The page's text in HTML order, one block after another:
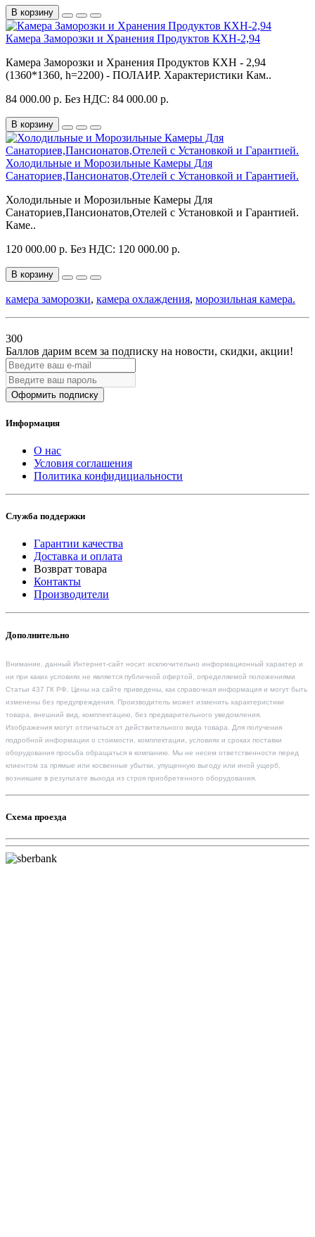
В корзину
Камера Заморозки и Хранения Продуктов КХН-2,94
Камера Заморозки и Хранения Продуктов КХН - 2,94
(1360*1360, h=2200) - ПОЛАИР. Характеристики Кам..
84 000.00 р. Без НДС: 84 000.00 р.
В корзину
Холодильные и Морозильные Камеры Для
Санаториев,Пансионатов,Отелей с Установкой и Гарантией.
Холодильные и Морозильные Камеры Для
Санаториев,Пансионатов,Отелей с Установкой и Гарантией.
Каме..
120 000.00 р. Без НДС: 120 000.00 р.
В корзину
камера заморозки, камера охлаждения, морозильная камера.
300
Баллов дарим всем за подписку на новости, скидки, акции!
Оформить подписку
Информация
О нас
Условия соглашения
Политика конфидициальности
Служба поддержки
Гарантии качества
Доставка и оплата
Возврат товара
Контакты
Производители
Дополнительно
Внимание, данный Интернет-сайт носит исключительно информационный характер и
ни при каких условиях не является публичной офертой, определяемой положениями
Статьи 437 ГК РФ. Цены на сайте приведены, как справочная информация и могут быть
изменены без предупреждения. Производитель может изменить характеристики
товара, внешний вид, комплектацию, без предварительного уведомления.
Изображения могут отличаться от действительного вида товара. Для получения
подробной информации о стоимости, комплектации, условиях и сроках поставки
оборудования просьба обращаться в компанию. Мы не несем ответственности перед
клиентом за прямые или косвенные убытки, упущенную выгоду или иной ущерб,
возникшие в результате выхода из строя приобретенного оборудования.
Схема проезда